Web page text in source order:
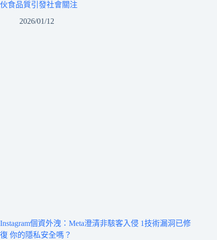
伙食品質引發社會關注
2026/01/12
Instagram個資外洩：Meta澄清非駭客入侵 1技術漏洞已修
復 你的隱私安全嗎？